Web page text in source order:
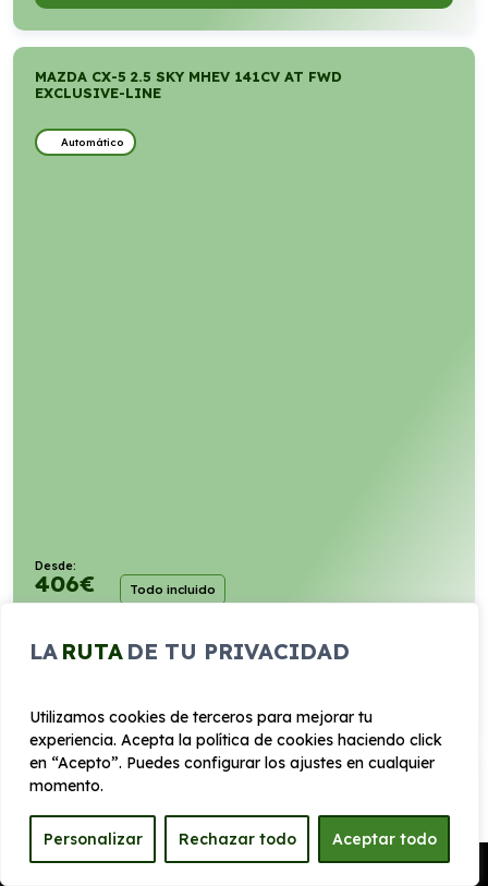
LA RUTA DE TU PRIVACIDAD
Utilizamos cookies de terceros para mejorar tu
experiencia. Acepta la política de cookies haciendo click
en “Acepto”. Puedes configurar los ajustes en cualquier
momento.
Personalizar Rechazar todo Aceptar todo
MAZDA CX-5 2.5 SKY MHEV 141CV AT FWD
EXCLUSIVE-LINE
Automático
Desde:
406€
/mes+IVA
Todo incluido
141cv H. Gasolina
RENAULT AUSTRAL 1.3 TCE MILD HYBRID
TECHNO 150CV
Automático
Pedir Presupuesto